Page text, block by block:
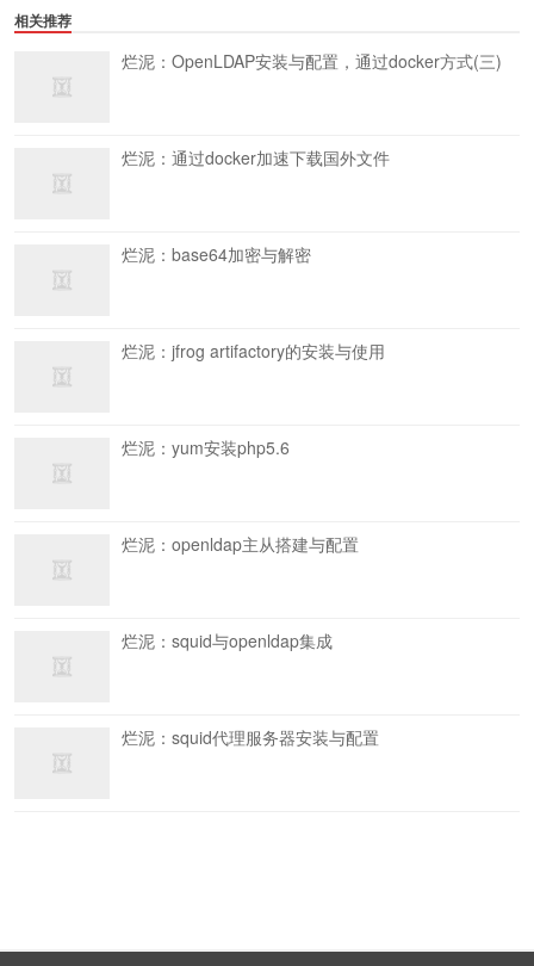
相关推荐
烂泥：OpenLDAP安装与配置，通过docker方式(三)
烂泥：通过docker加速下载国外文件
烂泥：base64加密与解密
烂泥：jfrog artifactory的安装与使用
烂泥：yum安装php5.6
烂泥：openldap主从搭建与配置
烂泥：squid与openldap集成
烂泥：squid代理服务器安装与配置